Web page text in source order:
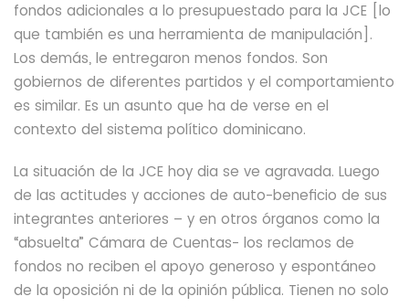
fondos adicionales a lo presupuestado para la JCE [lo
que también es una herramienta de manipulación].
Los demás, le entregaron menos fondos. Son
gobiernos de diferentes partidos y el comportamiento
es similar. Es un asunto que ha de verse en el
contexto del sistema político dominicano.
La situación de la JCE hoy dia se ve agravada. Luego
de las actitudes y acciones de auto-beneficio de sus
integrantes anteriores – y en otros órganos como la
“absuelta” Cámara de Cuentas- los reclamos de
fondos no reciben el apoyo generoso y espontáneo
de la oposición ni de la opinión pública. Tienen no solo